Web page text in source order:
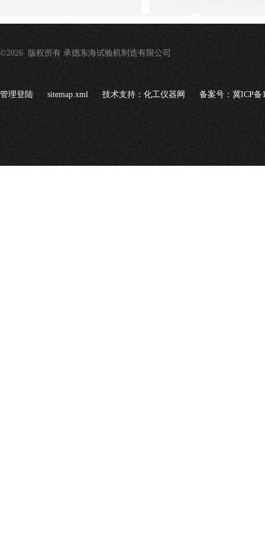
©2026 版权所有 承德东海试验机制造有限公司
管理登陆 sitemap.xml 技术支持：化工仪器网 备案号：冀ICP备